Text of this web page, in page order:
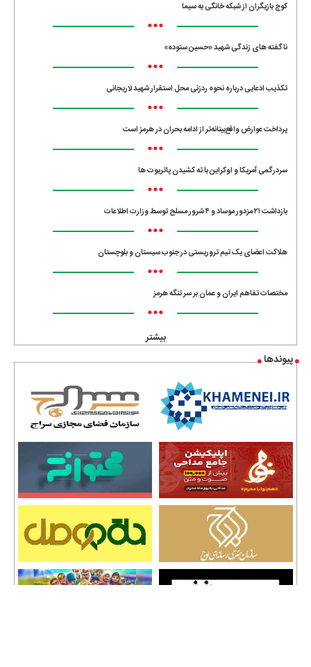
کوچ بازیگران از شبکه خانگی به سیما
•••
ناگفته های زندگی شهید «حسین ستوده»
•••
تکذیب ادعایی درباره نحوه ردزنی محل استقرار شهید لاریجانی
•••
پرداخت عوارض واقع‌بینانه‌تر از ادامه بحران در هرمز است
•••
سردرگمی آمریکا و اوکراین با ته کشیدن پاتریوت ها
•••
بازداشت ۲۱ مزدور موساد و ۴ شرور مسلح توسط وزارت اطلاعات
•••
هلاکت اعضای یک تیم تروریستی در جنوب سیستان و بلوچستان
•••
مختصات تفاهم ایران و عمان بر سر تنگه هرمز
•••
بیشتر
پیوندها